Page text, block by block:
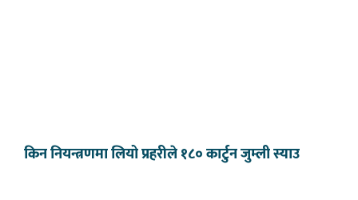
किन नियन्त्रणमा लियो प्रहरीले १८० कार्टुन जुम्ली स्याउ